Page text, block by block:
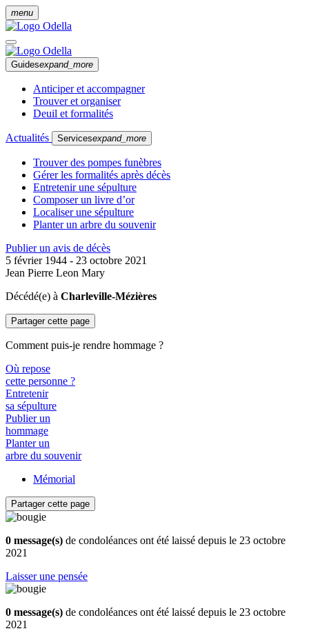
menu
Guidesexpand_more
Anticiper et accompagner
Trouver et organiser
Deuil et formalités
Actualités Servicesexpand_more
Trouver des pompes funèbres
Gérer les formalités après décès
Entretenir une sépulture
Composer un livre d’or
Localiser une sépulture
Planter un arbre du souvenir
Publier un avis de décès
5 février 1944 - 23 octobre 2021
Jean Pierre Leon Mary
Décédé(e) à Charleville-Mézières
Partager cette page
Comment puis-je rendre hommage ?
Où repose
cette personne ?
Entretenir
sa sépulture
Publier un
hommage
Planter un
arbre du souvenir
Mémorial
Partager cette page
0 message(s) de condoléances ont été laissé depuis le 23 octobre
2021
Laisser une pensée
0 message(s) de condoléances ont été laissé depuis le 23 octobre
2021